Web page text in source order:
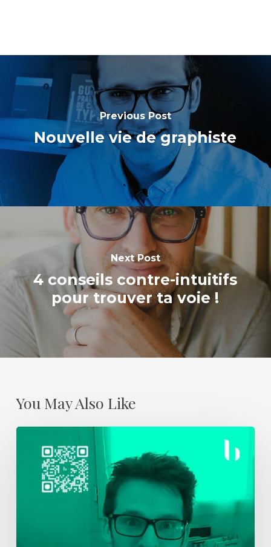
Previous Post
Nouvelle vie de graphiste
Next Post
4 conseils contre-intuitifs
pour trouver ta voie !
You May Also Like